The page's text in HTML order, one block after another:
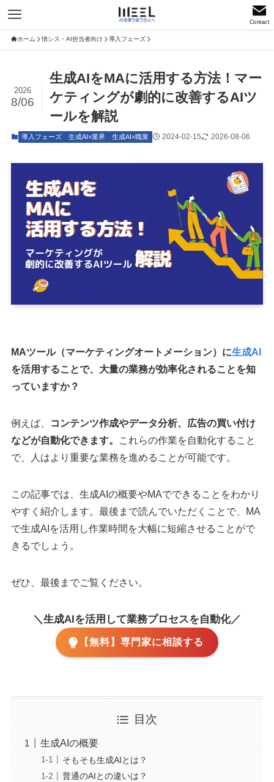
Contact
ホーム 情シス・AI担当者向け 導入フェーズ
生成AIをMAに活用する方法！マー
ケティングが劇的に改善するAIツ
ールを解説
2026
8/06
導入フェーズ 生成AI×業界 生成AI×職業 2024-02-15 2026-08-06
MAツール（マーケティングオートメーション）に生成AI
を活用することで、大量の業務が効率化されることを知
っていますか？
例えば、
コンテンツ作成やデータ分析、広告の買い付け
などが自動化できます。
これらの作業を自動化すること
で、人はより重要な業務を進めることが可能です。
この記事では、生成AIの概要やMAでできることをわかり
やすく紹介します。最後まで読んでいただくことで、MA
で生成AIを活用し作業時間を大幅に短縮させることがで
きるでしょう。
ぜひ、最後までご覧ください。
＼生成AIを活用して業務プロセスを自動化／
【無料】専門家に相談する
目次
生成AIの概要
そもそも生成AIとは？
普通のAIとの違いは？